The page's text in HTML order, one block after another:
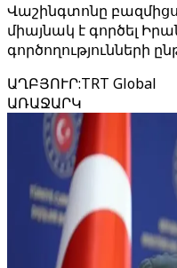
Վաշինգտոնը բազմիցս
միայնակ է գործել
գործողությունների
ԱՂԲՅՈՒՐ:TRT Global
ԱՌԱՋԱՐԿ